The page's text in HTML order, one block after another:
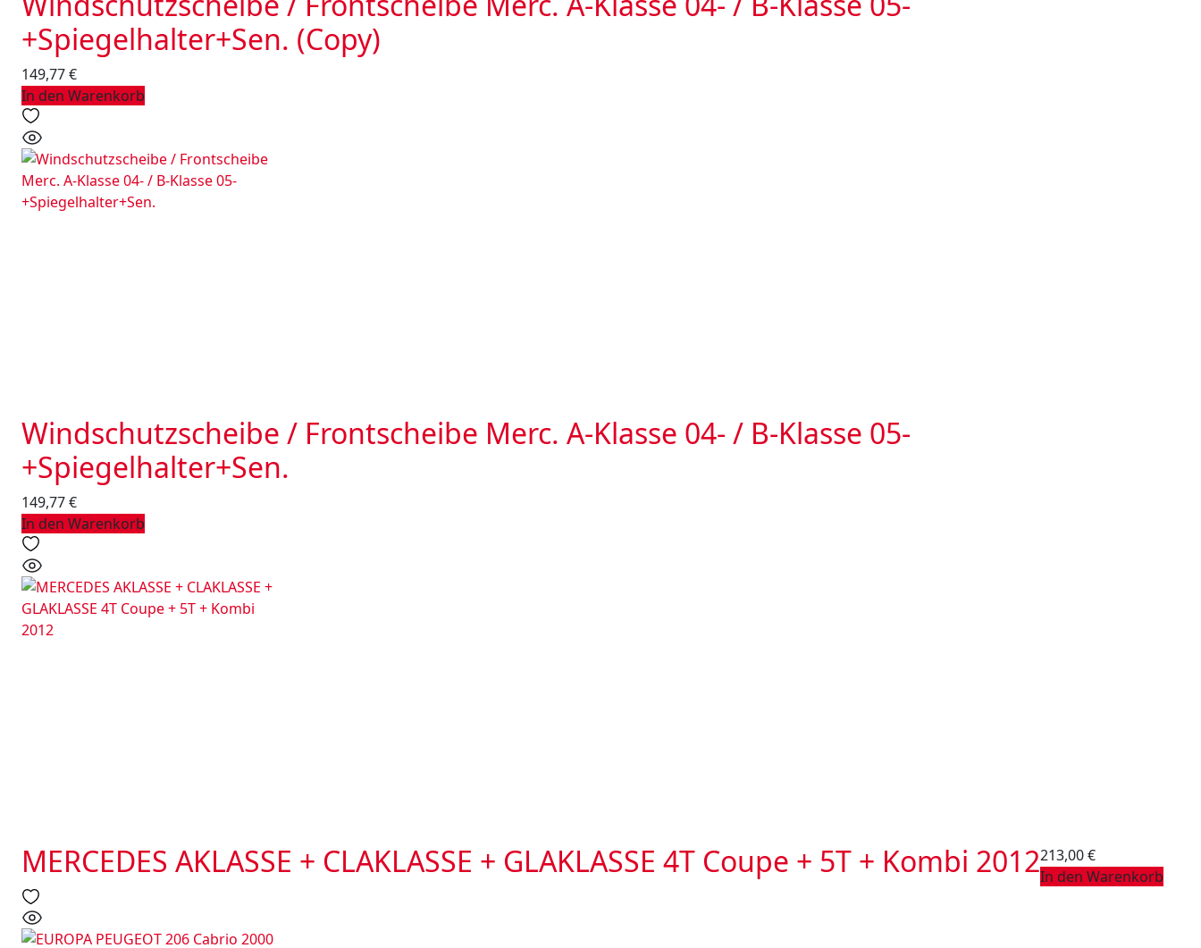
+Spiegelhalter+Sen. (Copy)
149,77€
In den Warenkorb
Windschutzscheibe / Frontscheibe Merc. A-Klasse 04- / B-Klasse 05-
+Spiegelhalter+Sen.
149,77€
In den Warenkorb
MERCEDES AKLASSE + CLAKLASSE + GLAKLASSE 4T Coupe + 5T + Kombi 2012213,00€
In den Warenkorb